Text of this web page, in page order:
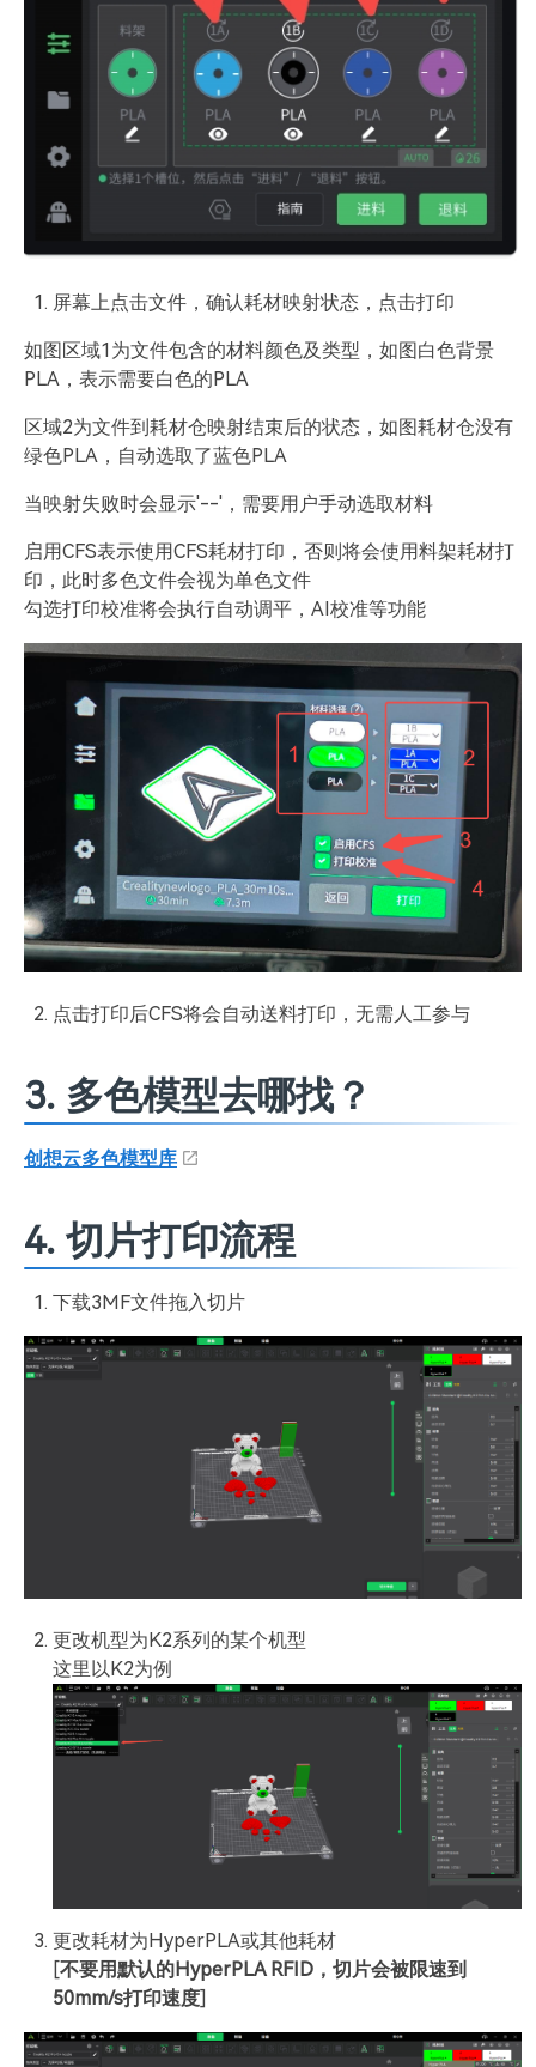
屏幕上点击文件，确认耗材映射状态，点击打印
如图区域1为文件包含的材料颜色及类型，如图白色背景
PLA，表示需要白色的PLA
区域2为文件到耗材仓映射结束后的状态，如图耗材仓没有
绿色PLA，自动选取了蓝色PLA
当映射失败时会显示'--'，需要用户手动选取材料
启用CFS表示使用CFS耗材打印，否则将会使用料架耗材打
印，此时多色文件会视为单色文件
勾选打印校准将会执行自动调平，AI校准等功能
点击打印后CFS将会自动送料打印，无需人工参与
3. 多色模型去哪找？
创想云多色模型库
4. 切片打印流程
下载3MF文件拖入切片
更改机型为K2系列的某个机型
这里以K2为例
更改耗材为HyperPLA或其他耗材
[不要用默认的HyperPLA RFID，切片会被限速到
50mm/s打印速度]